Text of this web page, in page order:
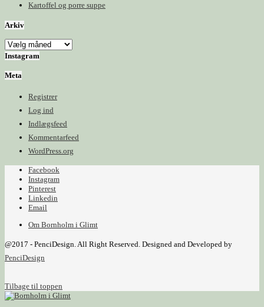
Kartoffel og porre suppe
Arkiv
Arkiv
Instagram
Meta
Registrer
Log ind
Indlægsfeed
Kommentarfeed
WordPress.org
Facebook
Instagram
Pinterest
Linkedin
Email
Om Bornholm i Glimt
@2017 - PenciDesign. All Right Reserved. Designed and Developed by
PenciDesign
Tilbage til toppen